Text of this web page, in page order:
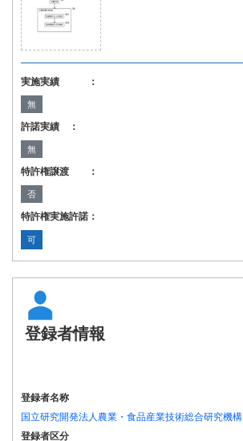
実施実績 ：
無
許諾実績 ：
無
特許権譲渡 ：
否
特許権実施許諾：
可
登録者情報
登録者名称
国立研究開発法人農業・食品産業技術総合研究機構
登録者区分